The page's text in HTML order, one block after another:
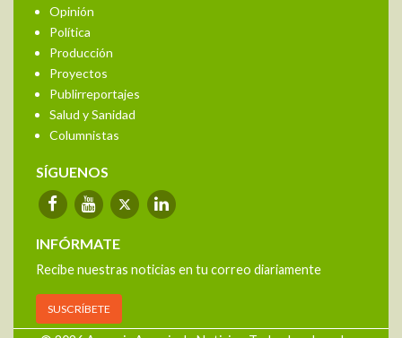
Opinión
Política
Producción
Proyectos
Publirreportajes
Salud y Sanidad
Columnistas
SÍGUENOS
INFÓRMATE
Recibe nuestras noticias en tu correo diariamente
SUSCRÍBETE